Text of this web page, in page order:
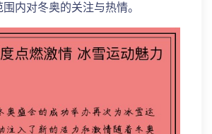
内对冬奥的关注与热情。